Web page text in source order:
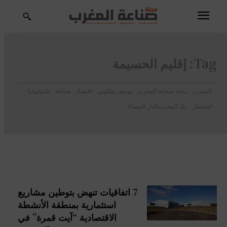
Tag: إقليم الحسيمة
المغرب مجلة صناعة المغرب يوسف يعكوبي اقتصاد صناعة
تكنولوجيا
استثمار
بنك المغرب الدار البيضاء
7 اتفاقيات تنهض بتوطين مشاريع
استثمارية بمنطقة الأنشطة
الاقتصادية “آيت قمرة” في